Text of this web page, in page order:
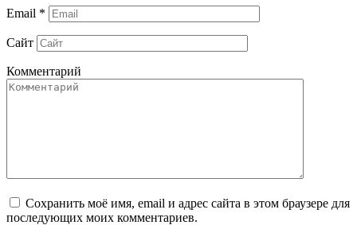
Email *
Сайт
Комментарий
Сохранить моё имя, email и адрес сайта в этом браузере для
последующих моих комментариев.